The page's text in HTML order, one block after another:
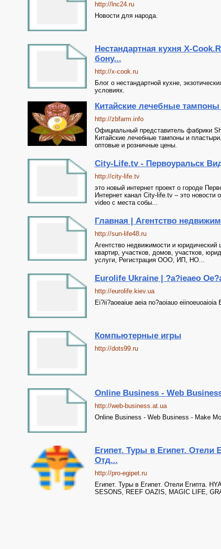
http://lnc24.ru
Новости для народа.
Нестандартная кухня X-
бону...
http://x-cook.ru
Блог о нестандартной кухне,
условиях.
Китайские лечебные
http://zbfarm.info
Официальный представитель фабрики
Китайские лечебные тампоны и
оптовые и розничные цены.
City-Life.tv - Первоуральск
http://city-life.tv
это новый интернет проект о городе
Интернет канал City-life.tv – это
video с места собы...
Главная | Агентство
http://sun-life48.ru
Агентство недвижимости и
квартир, участков, домов, участков,
услуги, Регистрация ООО, ИП, НО...
Eurolife Ukraine | ?a?ieaeo
http://eurolife.kiev.ua
Ei?ii?aoeaiue aeia no?aoiauo eiinoeuoaioia
Компьютерные игры
http://dots99.ru
Online Business - Web
http://web-business.at.ua
Online Business - Web Business - Make
Египет. Туры в Египет.
Отд...
http://pro-egipet.ru
Египет. Туры в Египет. Отели Египта.
SESONS, REEF OAZIS, MAGIC LIFE,